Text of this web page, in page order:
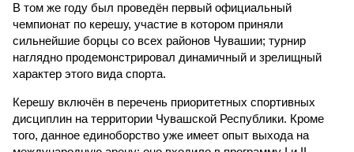
В том же году был проведён первый официальный
чемпионат по керешу, участие в котором приняли
сильнейшие борцы со всех районов Чувашии; турнир
наглядно продемонстрировал динамичный и зрелищный
характер этого вида спорта.
Керешу включён в перечень приоритетных спортивных
дисциплин на территории Чувашской Республики. Кроме
того, данное единоборство уже имеет опыт выхода на